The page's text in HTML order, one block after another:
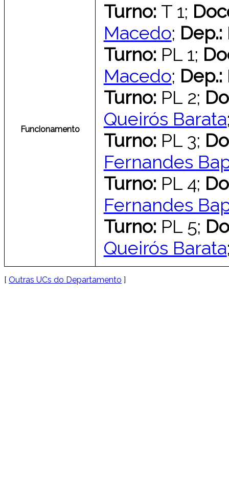
Funcionamento
Turno: T 1;
Macedo; Dep.:
Turno: PL 1;
Macedo; Dep.:
Turno: PL 2;
Queirós Barata
Turno: PL 3;
Fernandes
Turno: PL 4;
Fernandes
Turno: PL 5;
Queirós Barata
[ Outras UCs do Departamento ]